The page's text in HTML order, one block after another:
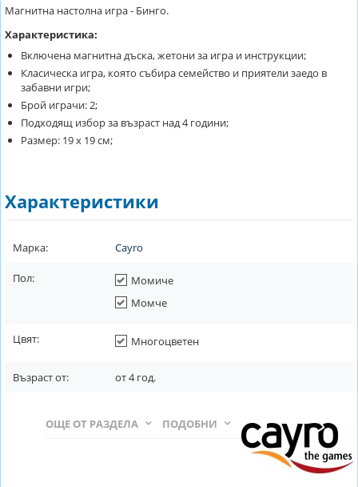
Магнитна настолна игра - Бинго.
Характеристика:
Включена магнитна дъска, жетони за игра и инструкции;
Класическа игра, която събира семейство и приятели заедо в
забавни игри;
Брой играчи: 2;
Подходящ избор за възраст над 4 години;
Размер: 19 х 19 см;
Характеристики
Марка: Cayro
Пол:
Момиче
Момче
Цвят: Многоцветен
Възраст от: от4год.
ПОДОБНИ
ОЩЕ ОТ РАЗДЕЛА